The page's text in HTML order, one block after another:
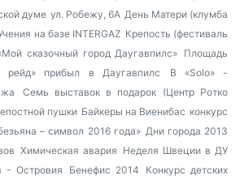
думе ул. Робежу, 6А День Матери (клумба
на базе INTERGAZ Крепость (фестиваль
сказочный город Даугавпилс» Площадь
рейд» прибыл в Даугавпилс
В «Solo» -
Семь выставок в подарок (Центр Ротко
пушки Байкеры на Виенибас конкурс
– символ 2016 года» Дни города 2013
Химическая авария Неделя Швеции в ДУ
- Островия Бенефис 2014
Конкурс детских